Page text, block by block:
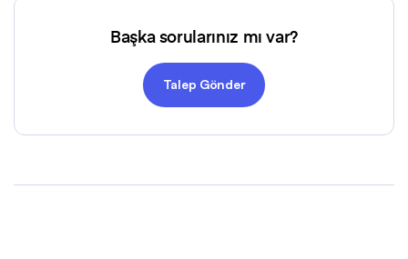
Başka sorularınız mı var?
Talep Gönder